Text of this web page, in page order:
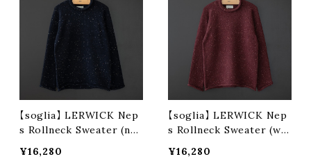
【soglia】 LERWICK Nep
s Rollneck Sweater (nav
¥16,280
【soglia】 LERWICK Nep
s Rollneck Sweater (win
¥16,280